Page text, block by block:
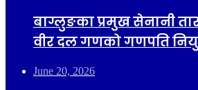
बाग्लुङका प्रमुख सेनानी
वीर दल गणको गणपति
June 20, 2026